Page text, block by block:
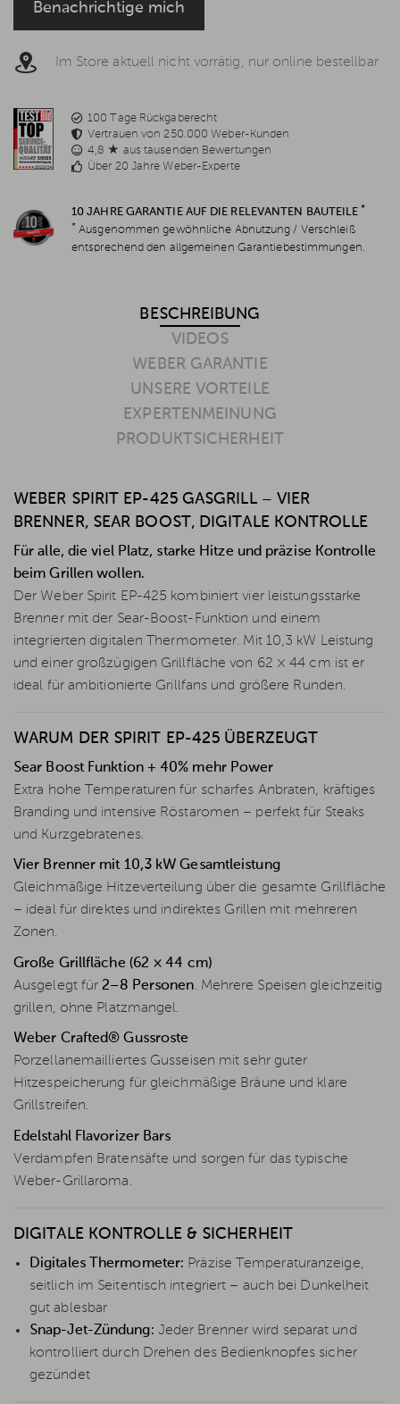
7 DS-GVO, welche jederzeit per E-Mail
widerrufen werden kann, um keine weiteren E-Mails zu
erhalten. Weitere Informationen in der
Benachrichtige mich
Im Store aktuell nicht vorrätig, nur online bestellbar
100 Tage Rückgaberecht
Vertrauen von 250.000 Weber-Kunden
4,8 ★ aus tausenden Bewertungen
Über 20 Jahre Weber-Experte
10 JAHRE GARANTIE AUF DIE RELEVANTEN BAUTEILE *
* Ausgenommen gewöhnliche Abnutzung / Verschleiß
entsprechend den allgemeinen Garantiebestimmungen.
BESCHREIBUNG
VIDEOS
WEBER GARANTIE
UNSERE VORTEILE
EXPERTENMEINUNG
PRODUKTSICHERHEIT
WEBER SPIRIT EP-425 GASGRILL – VIER
BRENNER, SEAR BOOST, DIGITALE KONTROLLE
Für alle, die viel Platz, starke Hitze und präzise Kontrolle
beim Grillen wollen.
Der Weber Spirit EP-425 kombiniert vier leistungsstarke
Brenner mit der Sear-Boost-Funktion und einem
integrierten digitalen Thermometer. Mit 10,3 kW Leistung
und einer großzügigen Grillfläche von 62 × 44 cm ist er
ideal für ambitionierte Grillfans und größere Runden.
WARUM DER SPIRIT EP-425 ÜBERZEUGT
Sear Boost Funktion + 40% mehr Power
Extra hohe Temperaturen für scharfes Anbraten, kräftiges
Branding und intensive Röstaromen – perfekt für Steaks
und Kurzgebratenes.
Vier Brenner mit 10,3 kW Gesamtleistung
Gleichmäßige Hitzeverteilung über die gesamte Grillfläche
– ideal für direktes und indirektes Grillen mit mehreren
Zonen.
Große Grillfläche (62 × 44 cm)
Ausgelegt für2–8 Personen. Mehrere Speisen gleichzeitig
grillen, ohne Platzmangel.
Weber Crafted® Gussroste
Porzellanemailliertes Gusseisen mit sehr guter
Hitzespeicherung für gleichmäßige Bräune und klare
Grillstreifen.
Edelstahl Flavorizer Bars
Verdampfen Bratensäfte und sorgen für das typische
Weber-Grillaroma.
DIGITALE KONTROLLE & SICHERHEIT
Digitales Thermometer: Präzise Temperaturanzeige,
seitlich im Seitentisch integriert – auch bei Dunkelheit
gut ablesbar
Snap-Jet-Zündung: Jeder Brenner wird separat und
kontrolliert durch Drehen des Bedienknopfes sicher
gezündet